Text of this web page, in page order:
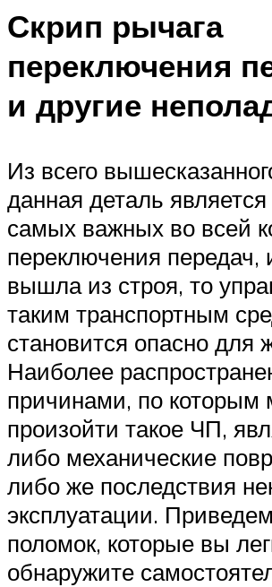
Скрип рычага
переключения
и другие
Из всего
данная деталь
самых важных во всей
переключения передач,
вышла из строя, то
таким транспортным
становится опасно для
Наиболее
причинами, по которым
произойти такое ЧП,
либо механические
либо же последствия
эксплуатации.
поломок, которые вы
обнаружите